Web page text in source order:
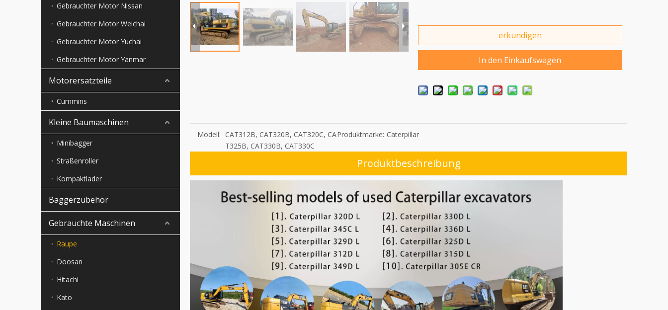
Gebrauchter Motor Nissan
Gebrauchter Motor Weichai
Gebrauchter Motor Yuchai
Gebrauchter Motor Yanmar
Motorersatzteile
Cummins
Kleine Baumaschinen
Minibagger
Straßenroller
Kompaktlader
Baggerzubehör
Gebrauchte Maschinen
Raupe
Doosan
Hitachi
Kato
erkundigen
In den Einkaufswagen
Modell: CAT312B, CAT320B, CAT320C, CA
T325B, CAT330B, CAT330C
Produktmarke: Caterpillar
Produktbeschreibung